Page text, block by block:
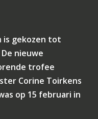
is gekozen tot
nieuwe
trofee
Corine Toirkens
op 15 februari in